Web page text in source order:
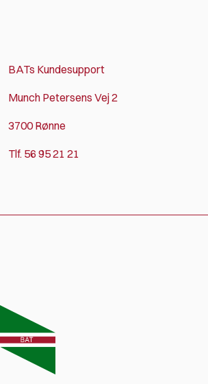
BATs Kundesupport
Munch Petersens Vej 2
3700 Rønne
Tlf. 56 95 21 21